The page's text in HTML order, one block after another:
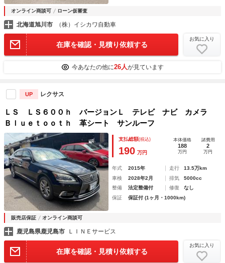
オンライン商談可 ローン仮審査
北海道旭川市 （株）イシカワ自動車
在庫を確認・見積り依頼する
お気に入り
今あなたの他に26人が見ています
UP レクサス
ＬＳ ＬＳ６００ｈ バージョンＬ テレビ ナビ カメラ
Ｂｌｕｅｔｏｏｔｈ 革シート サンルーフ
支払総額(税込)
190 万円
本体価格
188
万円
諸費用
2
万円
年式 2015年 走行
13.5万km
車検
2028年2月 排気
5000cc
整備
法定整備付 修復
なし
保証
保証付 (1ヶ月・1000km)
販売店保証 オンライン商談可
鹿児島県鹿児島市 ＬＩＮＥサービス
在庫を確認・見積り依頼する
お気に入り